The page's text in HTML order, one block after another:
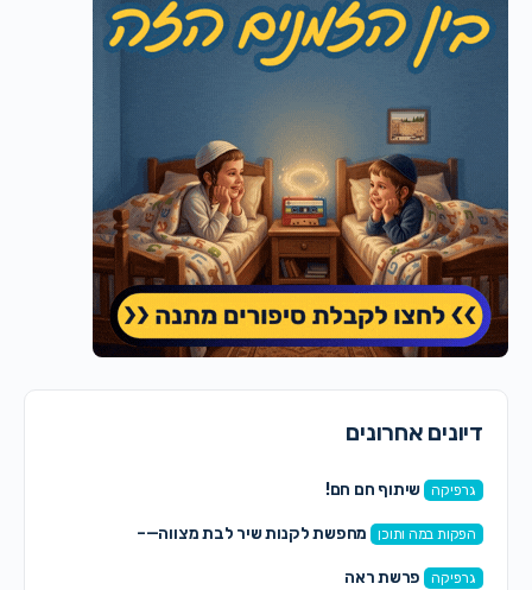
דיונים אחרונים
גרפיקה שיתוף חם חם!
הפקות במה ותוכן מחפשת לקנות שיר לבת מצווה—–
גרפיקה פרשת ראה